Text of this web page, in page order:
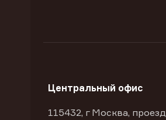
Центральный офис
115432, г Москва, проезд